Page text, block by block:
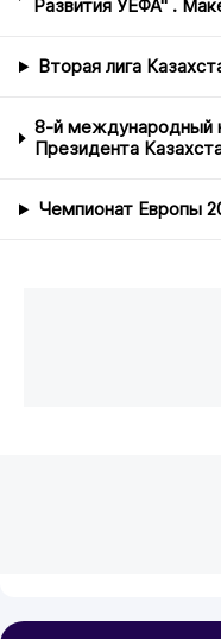
Развития УЕФА" .
Вторая лига
8-й международный
Президента
Чемпионат Европы